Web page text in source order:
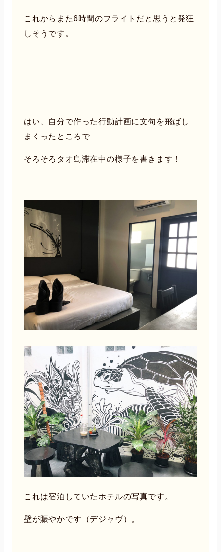
これからまた6時間のフライトだと思うと発狂
しそうです。
はい、自分で作った行動計画に文句を飛ばし
まくったところで
そろそろタオ島滞在中の様子を書きます！
これは宿泊していたホテルの写真です。
壁が賑やかです（デジャヴ）。